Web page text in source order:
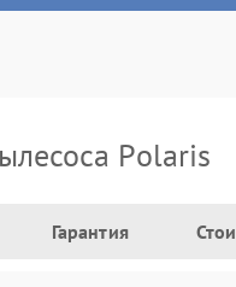
Polaris
Гарантия